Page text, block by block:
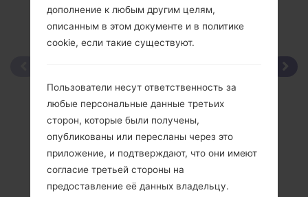
дополнение к любым другим целям,
описанным в этом документе и в политике
cookie, если такие существуют.
Пользователи несут ответственность за
любые персональные данные третьих
сторон, которые были получены,
опубликованы или пересланы через это
приложение, и подтверждают, что они имеют
согласие третьей стороны на
предоставление её данных владельцу.